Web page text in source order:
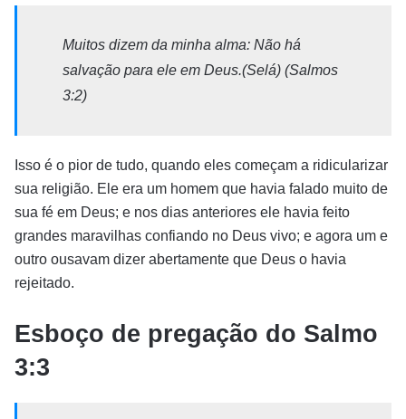
Muitos dizem da minha alma: Não há
salvação para ele em Deus.(Selá) (Salmos
3:2)
Isso é o pior de tudo, quando eles começam a ridicularizar
sua religião. Ele era um homem que havia falado muito de
sua fé em Deus; e nos dias anteriores ele havia feito
grandes maravilhas confiando no Deus vivo; e agora um e
outro ousavam dizer abertamente que Deus o havia
rejeitado.
Esboço de pregação do Salmo
3:3